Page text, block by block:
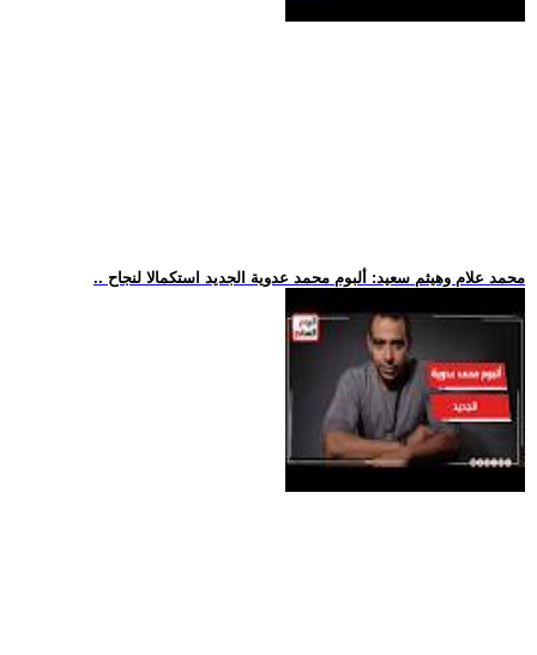
.. محمد علام وهيثم سعيد: ألبوم محمد عدوية الجديد استكمالا لنجاح